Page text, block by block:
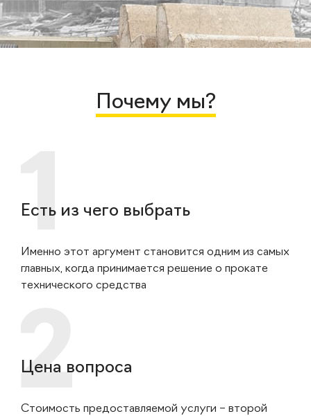
Почему мы?
Есть из чего выбрать
Именно этот аргумент становится одним из самых
главных, когда принимается решение о прокате
технического средства
Цена вопроса
Стоимость предоставляемой услуги – второй